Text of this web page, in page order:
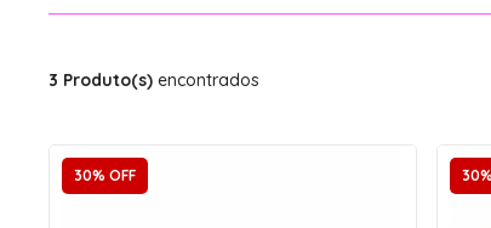
3 Produto(s) encontrados
30% OFF